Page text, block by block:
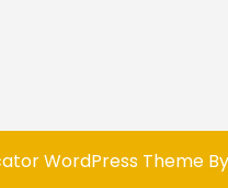
WordPress Theme